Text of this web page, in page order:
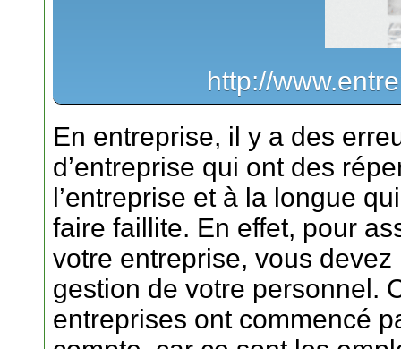
http://
En entreprise, il y a des
d’entreprise qui ont des
l’entreprise et à la longue
faire faillite. En effet, pour
votre entreprise, vous
gestion de votre personnel.
entreprises ont commencé